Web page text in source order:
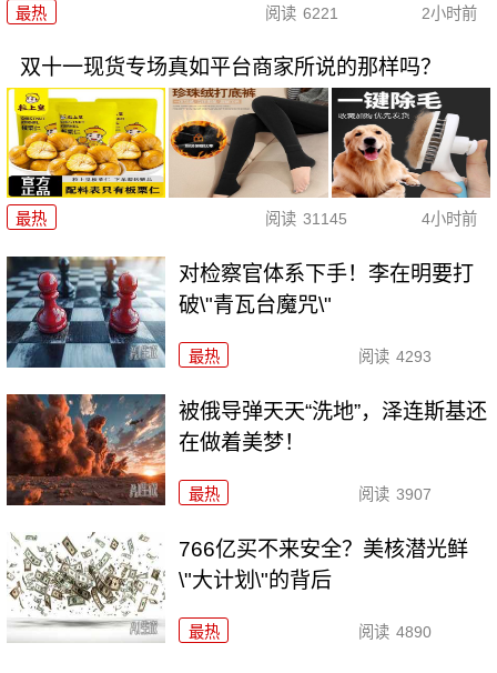
最热 阅读 6221 2小时前
双十一现货专场真如平台商家所说的那样吗？
最热 阅读 31145 4小时前
对检察官体系下手！李在明要打
破\"青瓦台魔咒\"
最热 阅读 4293
被俄导弹天天“洗地”，泽连斯基还
在做着美梦！
最热 阅读 3907
766亿买不来安全？美核潜光鲜
\"大计划\"的背后
最热 阅读 4890